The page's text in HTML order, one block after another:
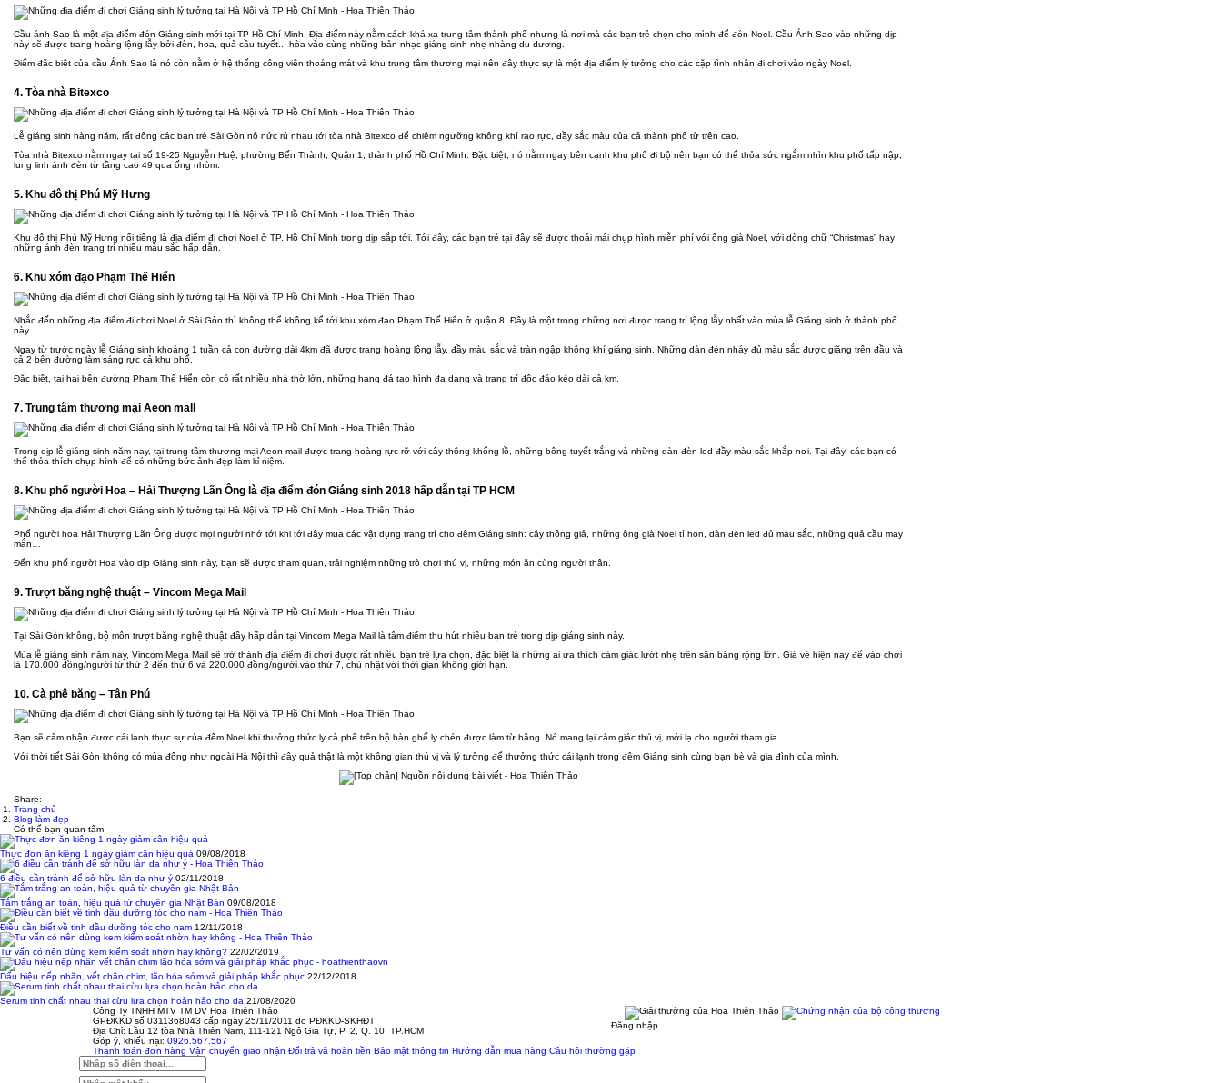
Cầu ánh Sao là một địa điểm đón Giáng sinh mới tại TP Hồ Chí Minh. Địa điểm này nằm cách khá xa trung tâm thành phố nhưng là nơi mà các bạn trẻ chọn cho mình để đón Noel. Cầu Ánh Sao vào những dịp
này sẽ được trang hoàng lộng lẫy bởi đèn, hoa, quả cầu tuyết... hòa vào cùng những bản nhạc giáng sinh nhẹ nhàng du dương.
Điểm đặc biệt của cầu Ánh Sao là nó còn nằm ở hệ thống công viên thoáng mát và khu trung tâm thương mại nên đây thực sự là một địa điểm lý tưởng cho các cặp tình nhân đi chơi vào ngày Noel.
4. Tòa nhà Bitexco
Lễ giáng sinh hàng năm, rất đông các bạn trẻ Sài Gòn nô nức rủ nhau tới tòa nhà Bitexco để chiêm ngưỡng không khí rạo rực, đầy sắc màu của cả thành phố từ trên cao.
Tòa nhà Bitexco nằm ngay tại số 19-25 Nguyễn Huệ, phường Bến Thành, Quận 1, thành phố Hồ Chí Minh. Đặc biệt, nó nằm ngay bên cạnh khu phố đi bộ nên bạn có thể thỏa sức ngắm nhìn khu phố tấp nập,
lung linh ánh đèn từ tầng cao 49 qua ống nhòm.
5. Khu đô thị Phú Mỹ Hưng
Khu đô thị Phú Mỹ Hưng nổi tiếng là địa điểm đi chơi Noel ở TP. Hồ Chí Minh trong dịp sắp tới. Tới đây, các bạn trẻ tại đây sẽ được thoải mái chụp hình miễn phí với ông già Noel, với dòng chữ “Christmas” hay
những ánh đèn trang trí nhiều màu sắc hấp dẫn.
6. Khu xóm đạo Phạm Thế Hiển
Nhắc đến những địa điểm đi chơi Noel ở Sài Gòn thì không thể không kể tới khu xóm đạo Phạm Thế Hiển ở quận 8. Đây là một trong những nơi được trang trí lộng lẫy nhất vào mùa lễ Giáng sinh ở thành phố
này.
Ngay từ trước ngày lễ Giáng sinh khoảng 1 tuần cả con đường dài 4km đã được trang hoàng lộng lẫy, đầy màu sắc và tràn ngập không khí giáng sinh. Những dàn đèn nháy đủ màu sắc được giăng trên đầu và
cả 2 bên đường làm sáng rực cả khu phố.
Đặc biệt, tại hai bên đường Phạm Thế Hiển còn có rất nhiều nhà thờ lớn, những hang đá tạo hình đa dạng và trang trí độc đáo kéo dài cả km.
7. Trung tâm thương mại Aeon mall
Trong dịp lễ giáng sinh năm nay, tại trung tâm thương mại Aeon mail được trang hoàng rực rỡ với cây thông khổng lồ, những bông tuyết trắng và những dàn đèn led đầy màu sắc khắp nơi. Tại đây, các bạn có
thể thỏa thích chụp hình để có những bức ảnh đẹp làm kỉ niệm.
8. Khu phố người Hoa – Hải Thượng Lãn Ông là địa điểm đón Giáng sinh 2018 hấp dẫn tại TP HCM
Phố người hoa Hải Thượng Lãn Ông được mọi người nhớ tới khi tới đây mua các vật dụng trang trí cho đêm Giáng sinh: cây thông giả, những ông già Noel tí hon, dàn đèn led đủ màu sắc, những quả cầu may
mắn…
Đến khu phố người Hoa vào dịp Giáng sinh này, bạn sẽ được tham quan, trải nghiệm những trò chơi thú vị, những món ăn cùng người thân.
9. Trượt băng nghệ thuật – Vincom Mega Mail
Tại Sài Gòn không, bộ môn trượt băng nghệ thuật đầy hấp dẫn tại Vincom Mega Mail là tâm điểm thu hút nhiều bạn trẻ trong dịp giáng sinh này.
Mùa lễ giáng sinh năm nay, Vincom Mega Mail sẽ trở thành địa điểm đi chơi được rất nhiều bạn trẻ lựa chọn, đặc biệt là những ai ưa thích cảm giác lướt nhẹ trên sân băng rộng lớn. Giá vé hiện nay để vào chơi
là 170.000 đồng/người từ thứ 2 đến thứ 6 và 220.000 đồng/người vào thứ 7, chủ nhật với thời gian không giới hạn.
10. Cà phê băng – Tân Phú
Bạn sẽ cảm nhận được cái lạnh thực sự của đêm Noel khi thưởng thức ly cà phê trên bộ bàn ghế ly chén được làm từ băng. Nó mang lại cảm giác thú vị, mới lạ cho người tham gia.
Với thời tiết Sài Gòn không có mùa đông như ngoài Hà Nội thì đây quả thật là một không gian thú vị và lý tưởng để thưởng thức cái lạnh trong đêm Giáng sinh cùng bạn bè và gia đình của mình.
Share:
Trang chủ
Blog làm đẹp
Có thể bạn quan tâm
Thực đơn ăn kiêng 1 ngày giảm cân hiệu quả 09/08/2018
6 điều cần tránh để sở hữu làn da như ý 02/11/2018
Tắm trắng an toàn, hiệu quả từ chuyên gia Nhật Bản 09/08/2018
Điều cần biết về tinh dầu dưỡng tóc cho nam 12/11/2018
Tư vấn có nên dùng kem kiểm soát nhờn hay không? 22/02/2019
Dấu hiệu nếp nhăn, vết chân chim, lão hóa sớm và giải pháp khắc phục 22/12/2018
Serum tinh chất nhau thai cừu lựa chọn hoàn hảo cho da 21/08/2020
Công Ty TNHH MTV TM DV Hoa Thiên Thảo
GPĐKKD số 0311368043 cấp ngày 25/11/2011 do PĐKKD-SKHĐT
Địa Chỉ: Lầu 12 tòa Nhà Thiên Nam, 111-121 Ngô Gia Tự, P. 2, Q. 10, TP.HCM
Góp ý, khiếu nại: 0926.567.567
Thanh toán đơn hàng Vận chuyển giao nhận Đổi trả và hoàn tiền Bảo mật thông tin Hướng dẫn mua hàng Câu hỏi thường gặp
Đăng nhập